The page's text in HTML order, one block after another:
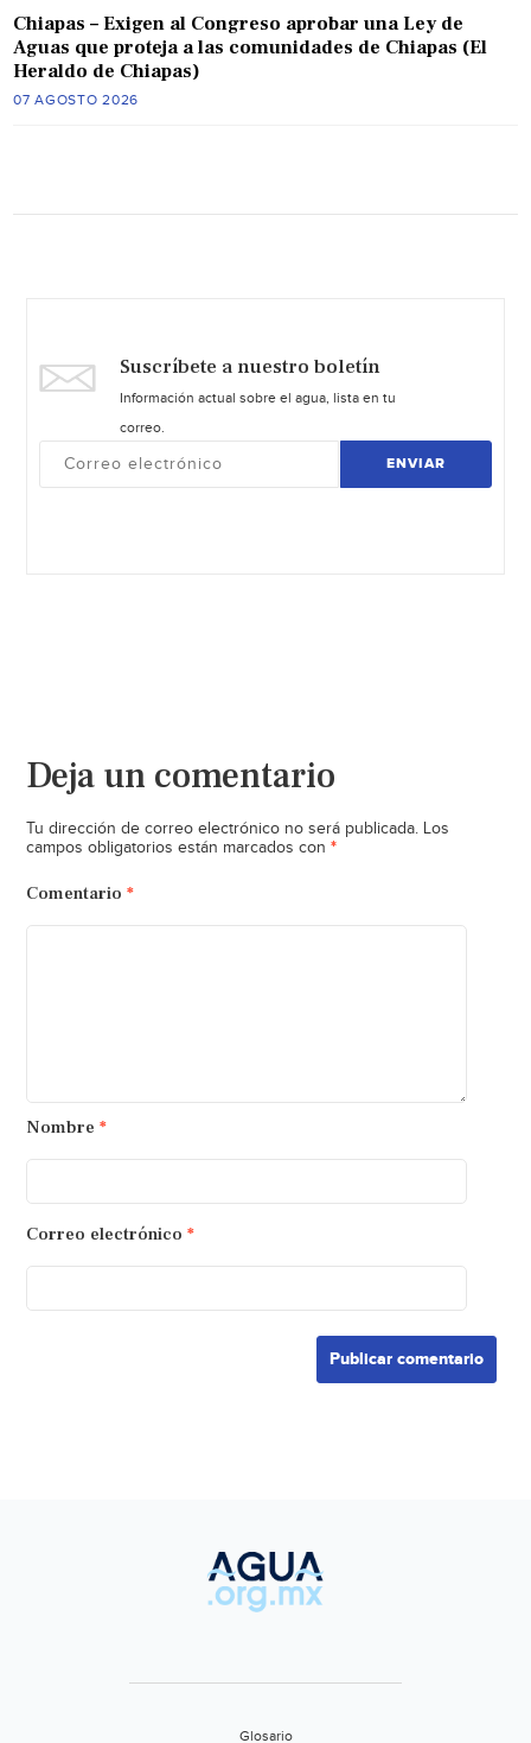
Chiapas – Exigen al Congreso aprobar una Ley de
Aguas que proteja a las comunidades de Chiapas (El
Heraldo de Chiapas)
07 AGOSTO 2026
Suscríbete a nuestro boletín
Información actual sobre el agua, lista en tu
correo.
ENVIAR
Deja un comentario
Tu dirección de correo electrónico no será publicada. Los
campos obligatorios están marcados con *
Comentario *
Nombre *
Correo electrónico *
Glosario